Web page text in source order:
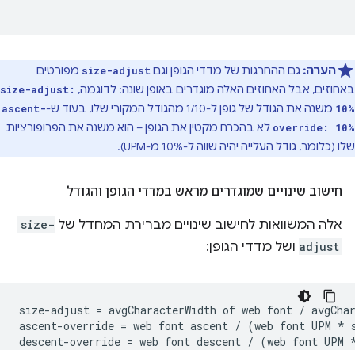
הערה: גם ההחרגות של מדדי הגופן וגם size-adjust מפורטים
באחוזים, אבל האחוזים האלה מוגדרים באופן שונה: לדוגמה, size-adjust:
10% משנה את הגודל של גופן ל-1/10 מהגודל המקורי שלו, בעוד ש-
ascent-
override: 10% לא בהכרח מקטין את הגופן – הוא משנה את הפרופורציות
שלו (כלומר, גודל העלייה יהיה שווה ל-10% מ-UPM).
חישוב שינויים שמוגדרים מראש במדדי הגופן והגודל
אלה המשוואות לחישוב שינויים מברירת המחדל של size-
adjust ושל מדדי הגופן:
size-adjust = avgCharacterWidth of web font /
ascent-override = web font ascent / (web font UPM
descent-override = web font descent / (web font